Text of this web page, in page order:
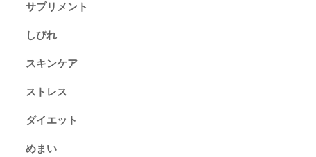
サプリメント
しびれ
スキンケア
ストレス
ダイエット
めまい